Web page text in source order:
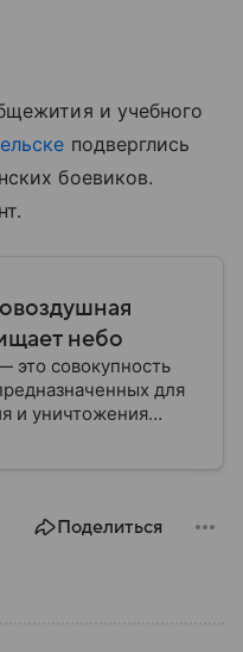
и учебного
подверглись
боевиков.
небо
это совокупность
для
и уничтожения
Современные
Поделиться